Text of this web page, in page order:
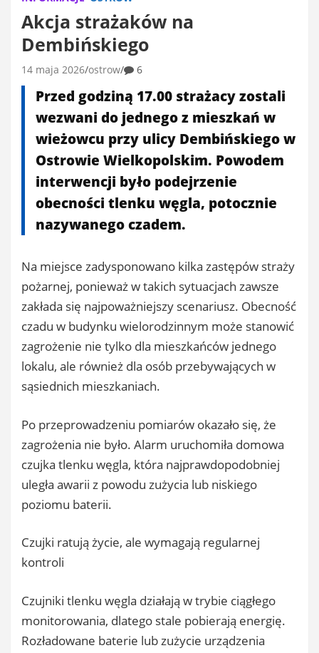
Akcja strażaków na
Dembińskiego
14 maja 2026 ostrow 6
Przed godziną 17.00 strażacy zostali
wezwani do jednego z mieszkań w
wieżowcu przy ulicy Dembińskiego w
Ostrowie Wielkopolskim. Powodem
interwencji było podejrzenie
obecności tlenku węgla, potocznie
nazywanego czadem.
Na miejsce zadysponowano kilka zastępów straży
pożarnej, ponieważ w takich sytuacjach zawsze
zakłada się najpoważniejszy scenariusz. Obecność
czadu w budynku wielorodzinnym może stanowić
zagrożenie nie tylko dla mieszkańców jednego
lokalu, ale również dla osób przebywających w
sąsiednich mieszkaniach.
Po przeprowadzeniu pomiarów okazało się, że
zagrożenia nie było. Alarm uruchomiła domowa
czujka tlenku węgla, która najprawdopodobniej
uległa awarii z powodu zużycia lub niskiego
poziomu baterii.
Czujki ratują życie, ale wymagają regularnej
kontroli
Czujniki tlenku węgla działają w trybie ciągłego
monitorowania, dlatego stale pobierają energię.
Rozładowane baterie lub zużycie urządzenia